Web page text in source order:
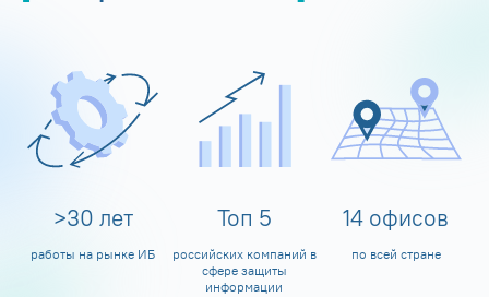
>30 лет
работы на рынке ИБ
Топ 5
российских компаний в
сфере защиты
информации
14 офисов
по всей стране